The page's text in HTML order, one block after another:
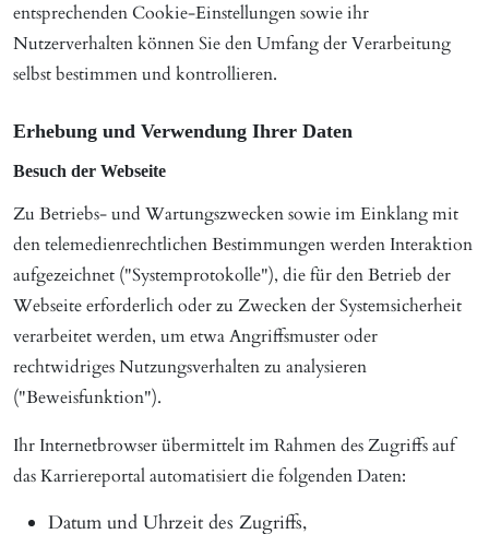
entsprechenden Cookie-Einstellungen sowie ihr
Nutzerverhalten können Sie den Umfang der Verarbeitung
selbst bestimmen und kontrollieren.
Erhebung und Verwendung Ihrer Daten
Besuch der Webseite
Zu Betriebs- und Wartungszwecken sowie im Einklang mit
den telemedienrechtlichen Bestimmungen werden Interaktion
aufgezeichnet ("Systemprotokolle"), die für den Betrieb der
Webseite erforderlich oder zu Zwecken der Systemsicherheit
verarbeitet werden, um etwa Angriffsmuster oder
rechtwidriges Nutzungsverhalten zu analysieren
("Beweisfunktion").
Ihr Internetbrowser übermittelt im Rahmen des Zugriffs auf
das Karriereportal automatisiert die folgenden Daten:
Datum und Uhrzeit des Zugriffs,